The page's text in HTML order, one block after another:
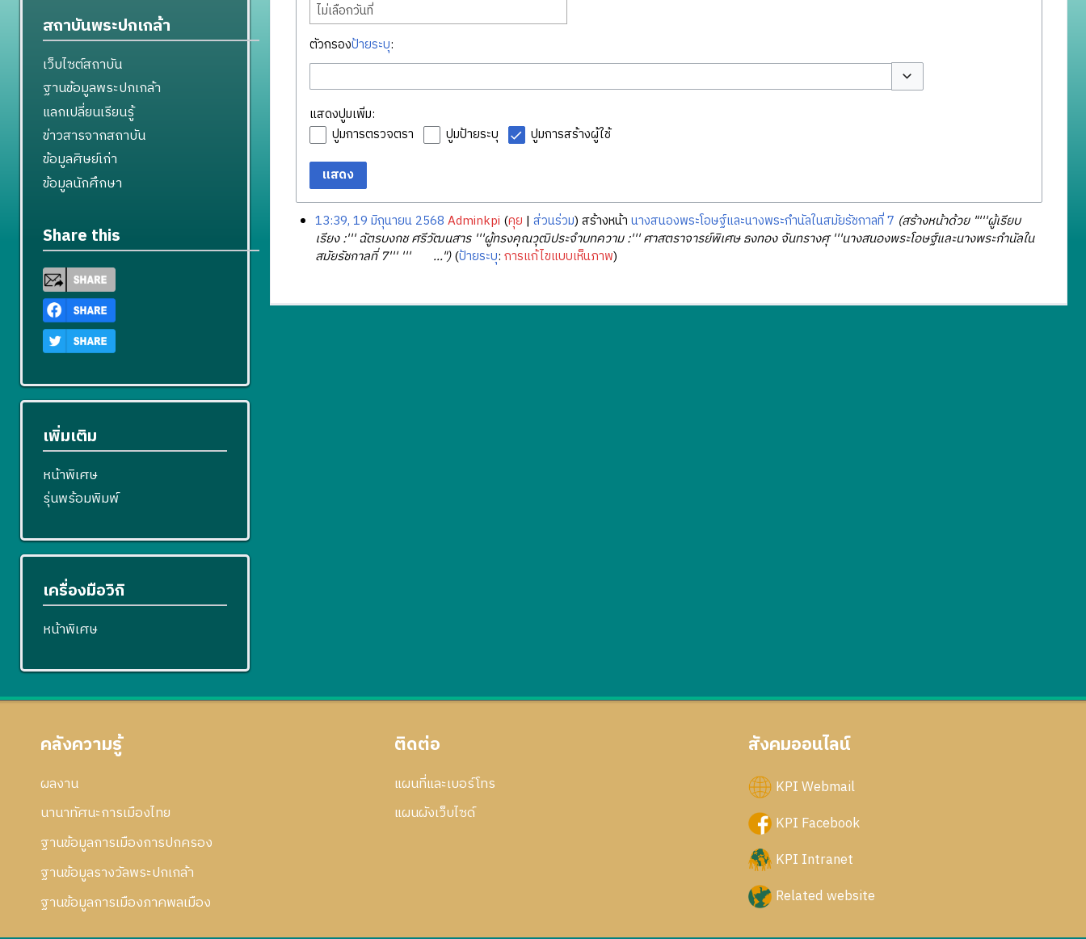
ไม่เลือกวันที่
ตัวกรองป้ายระบุ:
สลับตัวเลือก
แสดงปูมเพิ่ม:
ปูมการตรวจตรา
ปูมป้ายระบุ ปูมการสร้างผู้ใช้
แสดง
13:39, 19 มิถุนายน 2568 Adminkpi คุย ส่วนร่วม สร้างหน้านางสนองพระโอษฐ์และนางพระกำนัลในสมัยรัชกาลที่ 7 (สร้างหน้าด้วย "'''ผู้เรียบ
เรียง :''' ฉัตรบงกช ศรีวัฒนสาร '''ผู้ทรงคุณวุฒิประจำบทความ :''' ศาสตราจารย์พิเศษ ธงทอง จันทรางศุ '''นางสนองพระโอษฐ์และนางพระกำนัลใน
สมัยรัชกาลที่ 7''' ''' ...") ป้ายระบุ:การแก้ไขแบบเห็นภาพ
สถาบันพระปกเกล้า
เว็บไซต์สถาบัน
ฐานข้อมูลพระปกเกล้า
แลกเปลี่ยนเรียนรู้
ข่าวสารจากสถาบัน
ข้อมูลศิษย์เก่า
ข้อมูลนักศึกษา
Share this
เพิ่มเติม
หน้าพิเศษ
รุ่นพร้อมพิมพ์
เครื่องมือวิกิ
หน้าพิเศษ
คลังความรู้
ผลงาน
นานาทัศนะการเมืองไทย
ฐานข้อมูลการเมืองการปกครอง
ฐานข้อมูลรางวัลพระปกเกล้า
ฐานข้อมูลการเมืองภาคพลเมือง
ติดต่อ
แผนที่และเบอร์โทร
แผนผังเว็บไซด์
สังคมออนไลน์
KPI Webmail
KPI Facebook
KPI Intranet
Related website